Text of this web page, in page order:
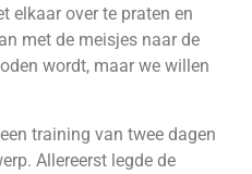
elkaar over te praten en
met de meisjes naar de
wordt, maar we willen
training van twee dagen
Allereerst legde de